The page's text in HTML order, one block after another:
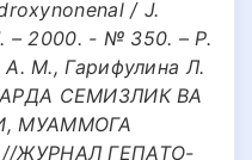
/ J.
– 2000. - № 350. – Р.
M., Гарифулина Л.
СЕМИЗЛИК ВА
МУАММОГА
ЖУРНАЛ ГЕПАТО-